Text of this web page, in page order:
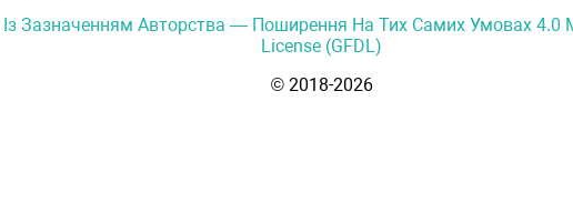
Із Зазначенням Авторства — Поширення На Тих Самих Умовах 4.0
License (GFDL)
© 2018-2026